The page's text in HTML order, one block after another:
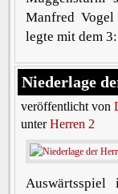
Manfred
legte mit dem
Niederlage
veröffentlicht von
unterHerren 2